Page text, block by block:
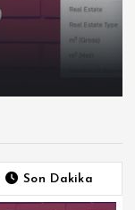
Son Dakika